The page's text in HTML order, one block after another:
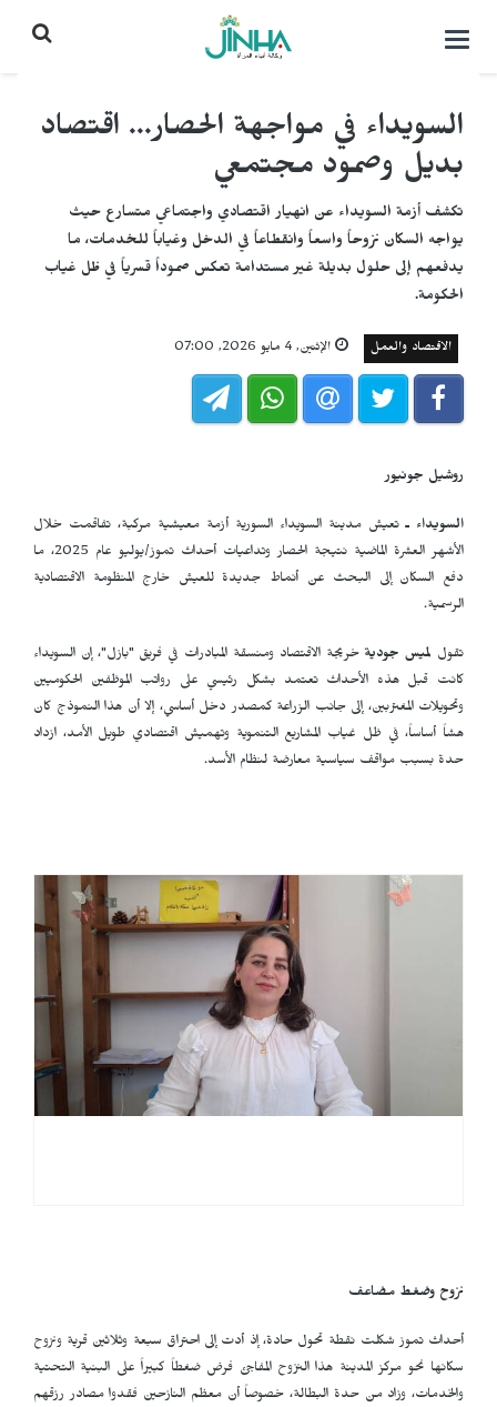
التحكم
السويداء في مواجهة الحصار... اقتصاد
بديل وصمود مجتمعي
تكشف أزمة السويداء عن انهيار اقتصادي واجتماعي متسارع حيث
يواجه السكان نزوحاً واسعاً وانقطاعاً في الدخل وغياباً للخدمات، ما
يدفعهم إلى حلول بديلة غير مستدامة تعكس صموداً قسرياً في ظل غياب
الحكومة.
الاقتصاد والعمل الإثنين, 4 مايو 2026, 07:00
روشيل جونيور
السويداء ـ تعيش مدينة السويداء السورية أزمة معيشية مركبة، تفاقمت خلال
الأشهر العشرة الماضية نتيجة الحصار وتداعيات أحداث تموز/يوليو عام 2025، ما
دفع السكان إلى البحث عن أنماط جديدة للعيش خارج المنظومة الاقتصادية
الرسمية.
تقول لميس جودية خريجة الاقتصاد ومنسقة المبادرات في فريق "بازل"، إن السويداء
كانت قبل هذه الأحداث تعتمد بشكل رئيسي على رواتب الموظفين الحكوميين
وتحويلات المغتربين، إلى جانب الزراعة كمصدر دخل أساسي، إلا أن هذا النموذج كان
هشاً أساساً، في ظل غياب المشاريع التنموية وتهميش اقتصادي طويل الأمد، ازداد
حدة بسبب مواقف سياسية معارضة لنظام الأسد.
نزوح وضغط مضاعف
أحداث تموز شكلت نقطة تحول حادة، إذ أدت إلى احتراق سبعة وثلاثين قرية ونزوح
سكانها نحو مركز المدينة هذا النزوح المفاجئ فرض ضغطاً كبيراً على البنية التحتية
والخدمات، وزاد من حدة البطالة، خصوصاً أن معظم النازحين فقدوا مصادر رزقهم